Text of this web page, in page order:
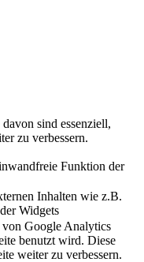
sind essenziell,
zu verbessern.
Funktion der
Inhalten wie z.B.
Widgets
Google Analytics
benutzt wird. Diese
weiter zu verbessern.